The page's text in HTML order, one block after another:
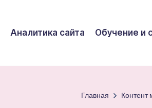
Аналитика сайта Обучение и
Главная Контент